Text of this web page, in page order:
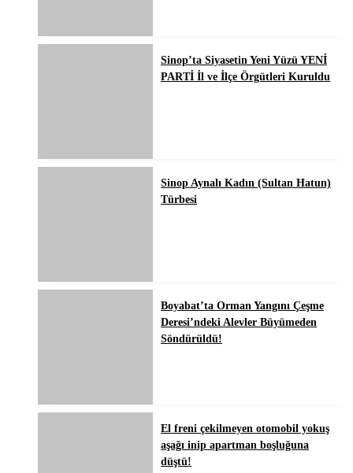
Sinop’ta Siyasetin Yeni Yüzü YENİ
PARTİ İl ve İlçe Örgütleri Kuruldu
Sinop Aynalı Kadın (Sultan Hatun)
Türbesi
Boyabat’ta Orman Yangını Çeşme
Deresi’ndeki Alevler Büyümeden
Söndürüldü!
El freni çekilmeyen otomobil yokuş
aşağı inip apartman boşluğuna
düştü!